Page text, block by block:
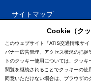
サイトマップ
プライバシーポリシー
利用規約
特定商取引法に基づく表
情報の外部通信について
Cookie（ク
このウェブサイト「ATIS交通情報サ
バナー広告管理、アクセス状況の把握
トのクッキー使用については、クッキ
閲覧を継続されることでクッキーの使
同意いただけない場合は、ブラウザの